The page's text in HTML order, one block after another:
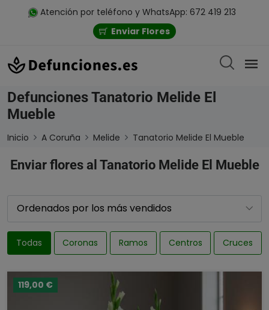
Atención por teléfono y WhatsApp: 672 419 213
Enviar Flores
Defunciones Tanatorio Melide El
Mueble
Inicio A Coruña Melide Tanatorio Melide El Mueble
Enviar flores al Tanatorio Melide El Mueble
Todas Coronas Ramos Centros Cruces
119,00 €